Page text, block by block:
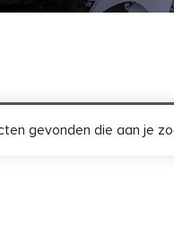
gevonden die aan je